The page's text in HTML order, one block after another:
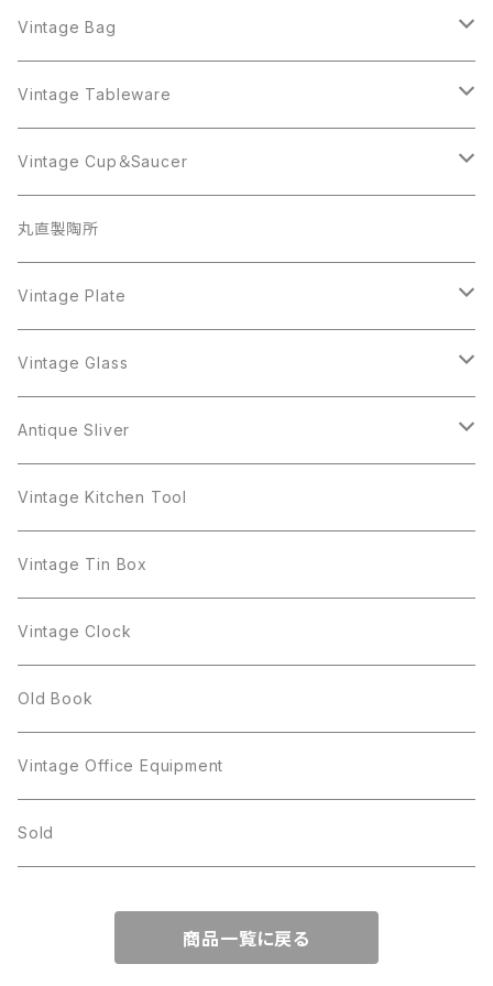
BSK
Cerrito
Gerry's
Giovanni
GOLD CROWN
Kramer
JJ
L.RAZZA
Sarah Coventry
植物モチーフ
Monet
Trifari
Sarah Coventry
AVON
Sarah Coventry
ALPACA MEXICO
AVON
Beatrix
BSK
Coro
Crown Trifari
Danecraft
Gerry's
Giovanni
GOLD CROWN
JJ
Kramer
L.RAZZA
Coro
JJ
Lisner
Sarah Coventry
Richelieu
W.Gemany
植物モチーフ
BSK
STAR
Coro
Crown Trifari
Monet
Napier
Richelieu
Rhinestone
Sarah Coventry
STAR
Trifari
Vintage Bag
CELINE
Vintage Tableware
Glass
iittala
arcopal
CupSaucer
BAVARIA
Antique Silver
Milk Pot
Pot
Mag Cup
Vase
Plate
Figgjo
BILTONS
Spoon
Silver
Vintage Cup＆Saucer
BAVARIA
Mosa
arcopal
丸直製陶所
Vintage Plate
Figgjo
BILTONS
Vintage Glass
iittala
Luminarc
arcoroc
arcopal
Antique Sliver
Pot
Milk Pot
Spoon
cup
Vintage Kitchen Tool
Vintage Tin Box
Vintage Clock
Old Book
Vintage Office Equipment
Sold
商品一覧に戻る